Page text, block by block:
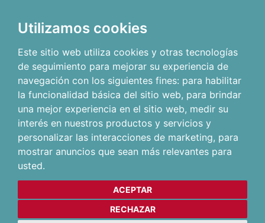
Utilizamos cookies
Este sitio web utiliza cookies y otras tecnologías
de seguimiento para mejorar su experiencia de
navegación con los siguientes fines: para habilitar
la funcionalidad básica del sitio web, para brindar
una mejor experiencia en el sitio web, medir su
interés en nuestros productos y servicios y
personalizar las interacciones de marketing, para
mostrar anuncios que sean más relevantes para
usted.
ACEPTAR
RECHAZAR